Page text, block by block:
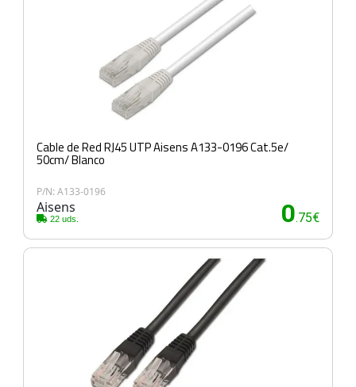
Cable de Red RJ45 UTP Aisens A133-0196 Cat.5e/
50cm/ Blanco
P/N: A133-0196
Aisens
22 uds. 0.75€